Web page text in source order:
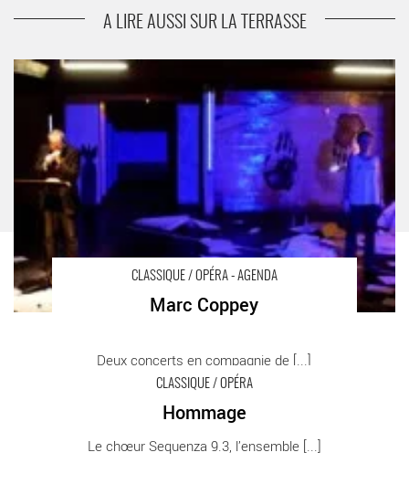
Gerard Lesne
A LIRE AUSSI SUR LA TERRASSE
CLASSIQUE / OPÉRA - AGENDA
Marc Coppey
Deux concerts en compagnie de [...]
Marc Coppey
- Critique sortie Classique / Opéra
CLASSIQUE / OPÉRA
Hommage
Le chœur Sequenza 9.3, l’ensemble [...]
Hommage - Critique sortie Classique / Opéra